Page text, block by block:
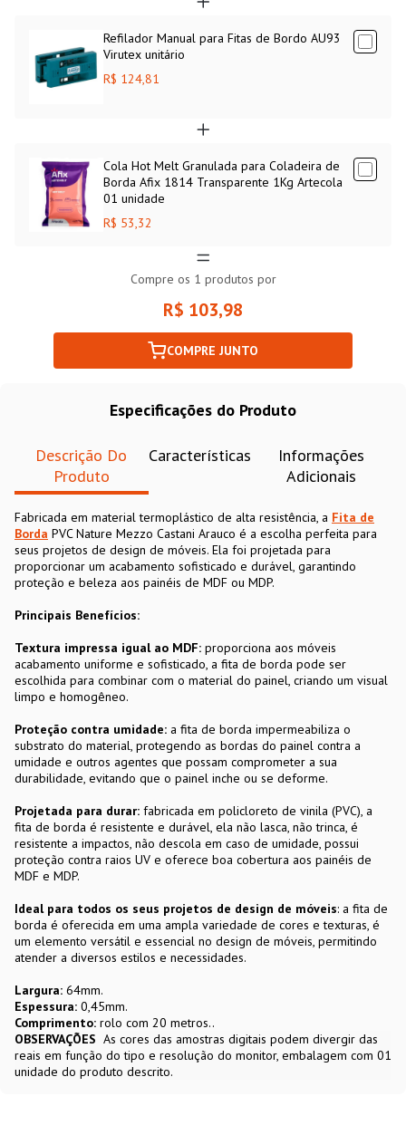
Refilador Manual para Fitas de Bordo AU93
Virutex unitário
R$ 124,81
Cola Hot Melt Granulada para Coladeira de
Borda Afix 1814 Transparente 1Kg Artecola
01 unidade
R$ 53,32
Compre os 1 produtos por
R$ 103,98
COMPRE JUNTO
Especificações do Produto
Descrição Do
Produto
Características
Informações
Adicionais
Fabricada em material termoplástico de alta resistência, a Fita de
Borda PVC Nature Mezzo Castani Arauco é a escolha perfeita para
seus projetos de design de móveis. Ela foi projetada para
proporcionar um acabamento sofisticado e durável, garantindo
proteção e beleza aos painéis de MDF ou MDP.
Principais Benefícios:
Textura impressa igual ao MDF: proporciona aos móveis
acabamento uniforme e sofisticado, a fita de borda pode ser
escolhida para combinar com o material do painel, criando um visual
limpo e homogêneo.
Proteção contra umidade: a fita de borda impermeabiliza o
substrato do material, protegendo as bordas do painel contra a
umidade e outros agentes que possam comprometer a sua
durabilidade, evitando que o painel inche ou se deforme.
Projetada para durar: fabricada em policloreto de vinila (PVC), a
fita de borda é resistente e durável, ela não lasca, não trinca, é
resistente a impactos, não descola em caso de umidade, possui
proteção contra raios UV e oferece boa cobertura aos painéis de
MDF e MDP.
Ideal para todos os seus projetos de design de móveis: a fita de
borda é oferecida em uma ampla variedade de cores e texturas, é
um elemento versátil e essencial no design de móveis, permitindo
atender a diversos estilos e necessidades.
Largura: 64mm.
Espessura: 0,45mm.
Comprimento: rolo com 20 metros..
OBSERVAÇÕES As cores das amostras digitais podem divergir das
reais em função do tipo e resolução do monitor, embalagem com 01
unidade do produto descrito.